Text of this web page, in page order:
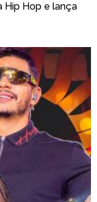
Hip Hop e lança